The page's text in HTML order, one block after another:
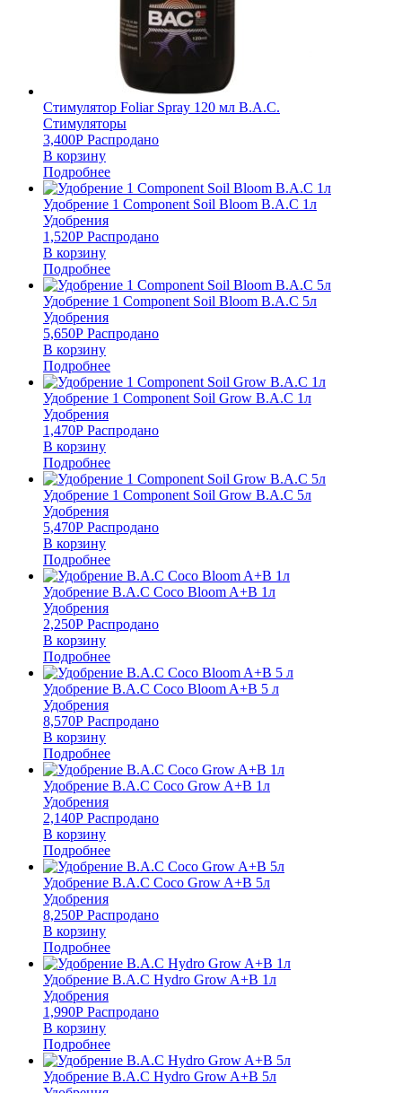
Стимулятор Foliar Spray 120 мл B.A.C.
Стимуляторы
3,400Р Распродано
В корзину
Подробнее
Удобрение 1 Component Soil Bloom B.A.C 1л
Удобрения
1,520Р Распродано
В корзину
Подробнее
Удобрение 1 Component Soil Bloom B.A.C 5л
Удобрения
5,650Р Распродано
В корзину
Подробнее
Удобрение 1 Component Soil Grow B.A.C 1л
Удобрения
1,470Р Распродано
В корзину
Подробнее
Удобрение 1 Component Soil Grow B.A.C 5л
Удобрения
5,470Р Распродано
В корзину
Подробнее
Удобрение B.A.C Coco Bloom A+B 1л
Удобрения
2,250Р Распродано
В корзину
Подробнее
Удобрение B.A.C Coco Bloom A+B 5 л
Удобрения
8,570Р Распродано
В корзину
Подробнее
Удобрение B.A.C Coco Grow A+B 1л
Удобрения
2,140Р Распродано
В корзину
Подробнее
Удобрение B.A.C Coco Grow A+B 5л
Удобрения
8,250Р Распродано
В корзину
Подробнее
Удобрение B.A.C Hydro Grow A+B 1л
Удобрения
1,990Р Распродано
В корзину
Подробнее
Удобрение B.A.C Hydro Grow A+B 5л